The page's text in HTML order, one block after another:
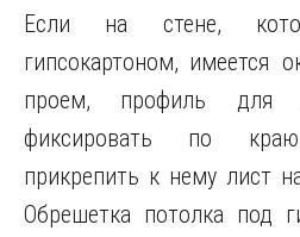
Если на стене,
гипсокартоном, имеется
проем, профиль для
фиксировать по
прикрепить к нему лист
Обрешетка потолка под